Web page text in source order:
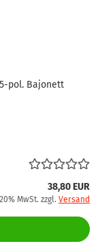
pol. Bajonett
38,80 EUR
MwSt. zzgl. Versand